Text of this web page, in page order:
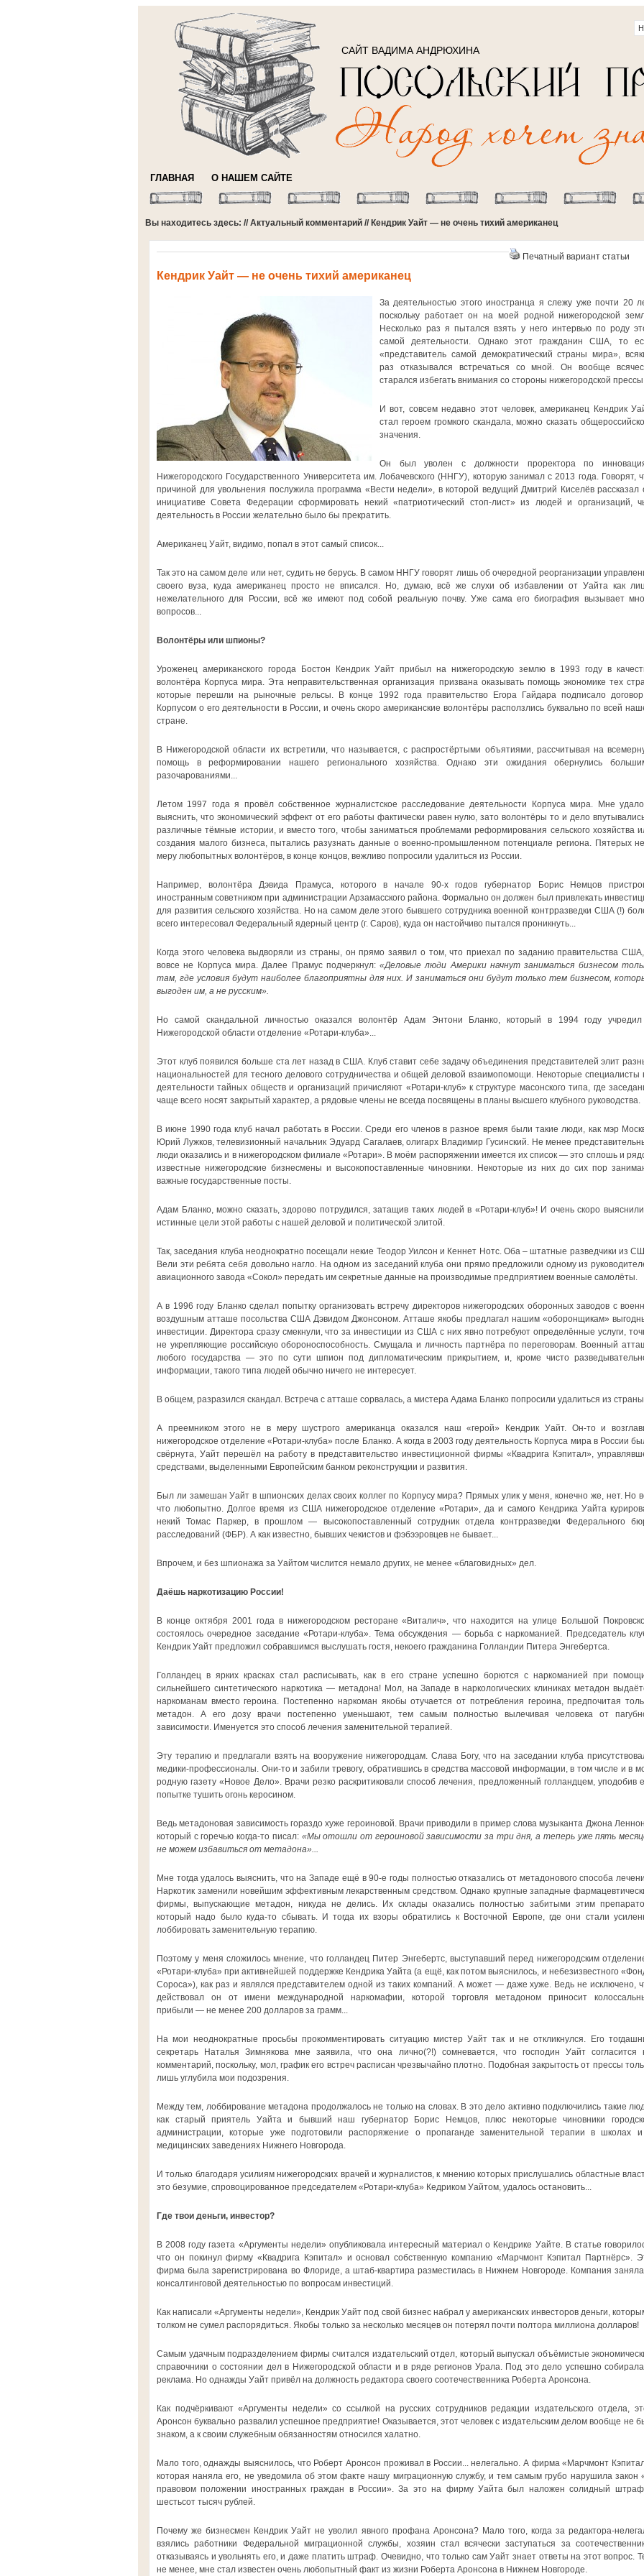
САЙТ ВАДИМА АНДРЮХИНА
ГЛАВНАЯ О НАШЕМ САЙТЕ
Вы находитесь здесь: //Актуальный комментарий // Кендрик Уайт — не очень тихий американец
Печатный вариант статьи
Кендрик Уайт — не очень тихий американец
За деятельностью этого иностранца я слежу уже почти 20
поскольку работает он на моей родной нижегородской
Несколько раз я пытался взять у него интервью по роду
самой деятельности. Однако этот гражданин США, то
«представитель самой демократический страны мира»,
раз отказывался встречаться со мной. Он вообще
старался избегать внимания со стороны нижегородской
И вот, совсем недавно этот человек, американец Кендрик
стал героем громкого скандала, можно сказать
значения.
Он был уволен с должности проректора по
Нижегородского Государственного Университета им. Лобачевского (ННГУ), которую занимал с 2013 года. Говорят,
причиной для увольнения послужила программа «Вести недели», в которой ведущий Дмитрий Киселёв рассказал
инициативе Совета Федерации сформировать некий «патриотический стоп-лист» из людей и организаций,
деятельность в России желательно было бы прекратить.
Американец Уайт, видимо, попал в этот самый список...
Так это на самом деле или нет, судить не берусь. В самом ННГУ говорят лишь об очередной реорганизации
своего вуза, куда американец просто не вписался. Но, думаю, всё же слухи об избавлении от Уайта как
нежелательного для России, всё же имеют под собой реальную почву. Уже сама его биография вызывает
вопросов...
Волонтёры или шпионы?
Уроженец американского города Бостон Кендрик Уайт прибыл на нижегородскую землю в 1993 году в
волонтёра Корпуса мира. Эта неправительственная организация призвана оказывать помощь экономике тех
которые перешли на рыночные рельсы. В конце 1992 года правительство Егора Гайдара подписало
Корпусом о его деятельности в России, и очень скоро американские волонтёры расползлись буквально по всей
стране.
В Нижегородской области их встретили, что называется, с распростёртыми объятиями, рассчитывая на
помощь в реформировании нашего регионального хозяйства. Однако эти ожидания обернулись
разочарованиями...
Летом 1997 года я провёл собственное журналистское расследование деятельности Корпуса мира. Мне
выяснить, что экономический эффект от его работы фактически равен нулю, зато волонтёры то и дело
различные тёмные истории, и вместо того, чтобы заниматься проблемами реформирования сельского хозяйства
создания малого бизнеса, пытались разузнать данные о военно-промышленном потенциале региона. Пятерых
меру любопытных волонтёров, в конце концов, вежливо попросили удалиться из России.
Например, волонтёра Дэвида Прамуса, которого в начале 90-х годов губернатор Борис Немцов
иностранным советником при администрации Арзамасского района. Формально он должен был привлекать
для развития сельского хозяйства. Но на самом деле этого бывшего сотрудника военной контрразведки США (!)
всего интересовал Федеральный ядерный центр (г. Саров), куда он настойчиво пытался проникнуть...
Когда этого человека выдворяли из страны, он прямо заявил о том, что приехал по заданию правительства
вовсе не Корпуса мира. Далее Прамус подчеркнул:«Деловые люди Америки начнут заниматься бизнесом
там, где условия будут наиболее благоприятны для них. И заниматься они будут только тем бизнесом,
выгоден им, а не русским».
Но самой скандальной личностью оказался волонтёр Адам Энтони Бланко, который в 1994 году
Нижегородской области отделение «Ротари-клуба»...
Этот клуб появился больше ста лет назад в США. Клуб ставит себе задачу объединения представителей элит
национальностей для тесного делового сотрудничества и общей деловой взаимопомощи. Некоторые специалисты
деятельности тайных обществ и организаций причисляют «Ротари-клуб» к структуре масонского типа, где
чаще всего носят закрытый характер, а рядовые члены не всегда посвящены в планы высшего клубного руководства.
В июне 1990 года клуб начал работать в России. Среди его членов в разное время были такие люди, как мэр
Юрий Лужков, телевизионный начальник Эдуард Сагалаев, олигарх Владимир Гусинский. Не менее
люди оказались и в нижегородском филиале «Ротари». В моём распоряжении имеется их список — это сплошь и
известные нижегородские бизнесмены и высокопоставленные чиновники. Некоторые из них до сих пор
важные государственные посты.
Адам Бланко, можно сказать, здорово потрудился, затащив таких людей в «Ротари-клуб»! И очень скоро
истинные цели этой работы с нашей деловой и политической элитой.
Так, заседания клуба неоднократно посещали некие Теодор Уилсон и Кеннет Нотс. Оба – штатные разведчики из
Вели эти ребята себя довольно нагло. На одном из заседаний клуба они прямо предложили одному из
авиационного завода «Сокол» передать им секретные данные на производимые предприятием военные самолёты.
А в 1996 году Бланко сделал попытку организовать встречу директоров нижегородских оборонных заводов с
воздушным атташе посольства США Дэвидом Джонсоном. Атташе якобы предлагал нашим «оборонщикам»
инвестиции. Директора сразу смекнули, что за инвестиции из США с них явно потребуют определённые услуги,
не укрепляющие российскую обороноспособность. Смущала и личность партнёра по переговорам. Военный
любого государства — это по сути шпион под дипломатическим прикрытием, и, кроме чисто
информации, такого типа людей обычно ничего не интересует.
В общем, разразился скандал. Встреча с атташе сорвалась, а мистера Адама Бланко попросили удалиться из
А преемником этого не в меру шустрого американца оказался наш «герой» Кендрик Уайт. Он-то и
нижегородское отделение «Ротари-клуба» после Бланко. А когда в 2003 году деятельность Корпуса мира в России
свёрнута, Уайт перешёл на работу в представительство инвестиционной фирмы «Квадрига Кэпитал»,
средствами, выделенными Европейским банком реконструкции и развития.
Был ли замешан Уайт в шпионских делах своих коллег по Корпусу мира? Прямых улик у меня, конечно же, нет. Но
что любопытно. Долгое время из США нижегородское отделение «Ротари», да и самого Кендрика Уайта
некий Томас Паркер, в прошлом — высокопоставленный сотрудник отдела контрразведки Федерального
расследований (ФБР). А как известно, бывших чекистов и фэбээровцев не бывает...
Впрочем, и без шпионажа за Уайтом числится немало других, не менее «благовидных» дел.
Даёшь наркотизацию России!
В конце октября 2001 года в нижегородском ресторане «Виталич», что находится на улице Большой
состоялось очередное заседание «Ротари-клуба». Тема обсуждения — борьба с наркоманией. Председатель
Кендрик Уайт предложил собравшимся выслушать гостя, некоего гражданина Голландии Питера Энгебертса.
Голландец в ярких красках стал расписывать, как в его стране успешно борются с наркоманией при
сильнейшего синтетического наркотика — метадона! Мол, на Западе в наркологических клиниках метадон
наркоманам вместо героина. Постепенно наркоман якобы отучается от потребления героина, предпочитая
метадон. А его дозу врачи постепенно уменьшают, тем самым полностью вылечивая человека от
зависимости. Именуется это способ лечения заменительной терапией.
Эту терапию и предлагали взять на вооружение нижегородцам. Слава Богу, что на заседании клуба
медики-профессионалы. Они-то и забили тревогу, обратившись в средства массовой информации, в том числе и в
родную газету «Новое Дело». Врачи резко раскритиковали способ лечения, предложенный голландцем, уподобив
попытке тушить огонь керосином.
Ведь метадоновая зависимость гораздо хуже героиновой. Врачи приводили в пример слова музыканта Джона
который с горечью когда-то писал: «Мы отошли от героиновой зависимости за три дня, а теперь уже пять
не можем избавиться от метадона»...
Мне тогда удалось выяснить, что на Западе ещё в 90-е годы полностью отказались от метадонового способа
Наркотик заменили новейшим эффективным лекарственным средством. Однако крупные западные
фирмы, выпускающие метадон, никуда не делись. Их склады оказались полностью забитыми этим
который надо было куда-то сбывать. И тогда их взоры обратились к Восточной Европе, где они стали
лоббировать заменительную терапию.
Поэтому у меня сложилось мнение, что голландец Питер Энгебертс, выступавший перед нижегородским
«Ротари-клуба» при активнейшей поддержке Кендрика Уайта (а ещё, как потом выяснилось, и небезизвестного
Сороса»), как раз и являлся представителем одной из таких компаний. А может — даже хуже. Ведь не исключено,
действовал он от имени международной наркомафии, которой торговля метадоном приносит
прибыли — не менее 200 долларов за грамм...
На мои неоднократные просьбы прокомментировать ситуацию мистер Уайт так и не откликнулся. Его
секретарь Наталья Зимнякова мне заявила, что она лично(?!) сомневается, что господин Уайт согласится
комментарий, поскольку, мол, график его встреч расписан чрезвычайно плотно. Подобная закрытость от прессы
лишь углубила мои подозрения.
Между тем, лоббирование метадона продолжалось не только на словах. В это дело активно подключились такие
как старый приятель Уайта и бывший наш губернатор Борис Немцов, плюс некоторые чиновники
администрации, которые уже подготовили распоряжение о пропаганде заменительной терапии в школах
медицинских заведениях Нижнего Новгорода.
И только благодаря усилиям нижегородских врачей и журналистов, к мнению которых прислушались областные
это безумие, спровоцированное председателем «Ротари-клуба» Кедриком Уайтом, удалось остановить...
Где твои деньги, инвестор?
В 2008 году газета «Аргументы недели» опубликовала интересный материал о Кендрике Уайте. В статье
что он покинул фирму «Квадрига Кэпитал» и основал собственную компанию «Марчмонт Кэпитал Партнёрс».
фирма была зарегистрирована во Флориде, а штаб-квартира разместилась в Нижнем Новгороде. Компания
консалтинговой деятельностью по вопросам инвестиций.
Как написали «Аргументы недели», Кендрик Уайт под свой бизнес набрал у американских инвесторов деньги,
толком не сумел распорядиться. Якобы только за несколько месяцев он потерял почти полтора миллиона долларов!
Самым удачным подразделением фирмы считался издательский отдел, который выпускал объёмистые
справочники о состоянии дел в Нижегородской области и в ряде регионов Урала. Под это дело успешно
реклама. Но однажды Уайт привёл на должность редактора своего соотечественника Роберта Аронсона.
Как подчёркивают «Аргументы недели» со ссылкой на русских сотрудников редакции издательского отдела,
Аронсон буквально развалил успешное предприятие! Оказывается, этот человек с издательским делом вообще не
знаком, а к своим служебным обязанностям относился халатно.
Мало того, однажды выяснилось, что Роберт Аронсон проживал в России... нелегально. А фирма «Марчмонт
которая наняла его, не уведомила об этом факте нашу миграционную службу, и тем самым грубо нарушила закон
правовом положении иностранных граждан в России». За это на фирму Уайта был наложен солидный
шестьсот тысяч рублей.
Почему же бизнесмен Кендрик Уайт не уволил явного профана Аронсона? Мало того, когда за редактора-
взялись работники Федеральной миграционной службы, хозяин стал всячески заступаться за
отказываясь и увольнять его, и даже платить штраф. Очевидно, что только сам Уайт знает ответы на этот вопрос.
не менее, мне стал известен очень любопытный факт из жизни Роберта Аронсона в Нижнем Новгороде.